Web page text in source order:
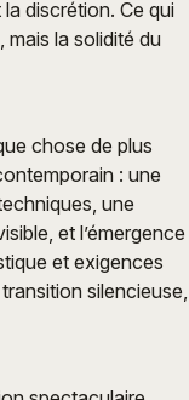
discrétion. Ce qui
mais la solidité du
chose de plus
: une
une
et l’émergence
et exigences
silencieuse,